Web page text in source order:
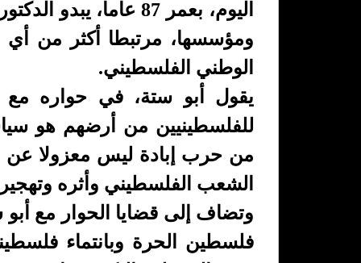
اليوم، بعمر 87
ومؤسسها، مرتبطا أكثر من
الوطني الفلسطيني.
للفلسطينيين من أرضهم هو
من حرب إبادة ليس معزولا عن
الشعب الفلسطيني وأثره
وتضاف إلى قضايا الحوار مع
فلسطين الحرة وبانتماء